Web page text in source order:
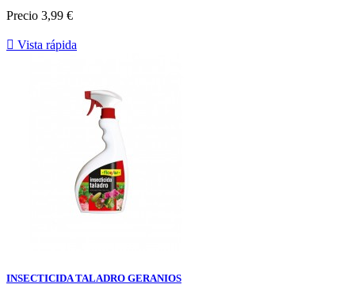
Precio 3,99 €
 Vista rápida
INSECTICIDA TALADRO GERANIOS